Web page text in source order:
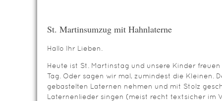
St. Martinsumzug mit Hahnlaterne
Hallo Ihr Lieben.
Heute ist St. Martinstag und unsere Kinder
Tag. Oder sagen wir mal, zumindest die Kleinen.
gebastelten Laternen nehmen und mit Stolz
Laternenlieder singen (meist recht textsicher im